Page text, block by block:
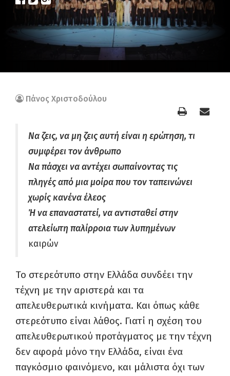
Πάνος Χριστοδούλου
Να ζεις, να μη ζεις αυτή είναι η ερώτηση, τι
συμφέρει τον άνθρωπο
Να πάσχει να αντέχει σωπαίνοντας τις
πληγές από μια μοίρα που τον ταπεινώνει
χωρίς κανένα έλεος
Ή να επαναστατεί, να αντισταθεί στην
ατελείωτη παλίρροια των λυπημένων
καιρών
Το στερεότυπο στην Ελλάδα συνδέει την
τέχνη με την αριστερά και τα
απελευθερωτικά κινήματα. Και όπως κάθε
στερεότυπο είναι λάθος. Γιατί η σχέση του
απελευθερωτικού προτάγματος με την τέχνη
δεν αφορά μόνο την Ελλάδα, είναι ένα
παγκόσμιο φαινόμενο, και μάλιστα όχι των